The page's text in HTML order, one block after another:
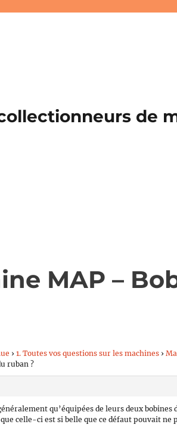
de
MAP –
› 1. Toutes vos questions sur les machines ›
ruban ?
qu’équipées de leurs deux bobines
celle-ci est si belle que ce défaut pouvait ne